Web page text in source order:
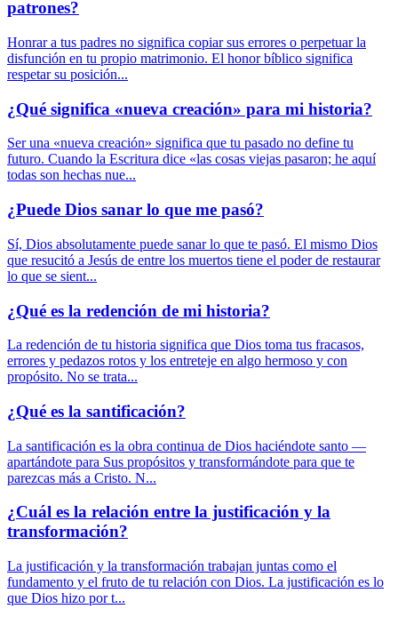
patrones?
Honrar a tus padres no significa copiar sus errores o perpetuar la
disfunción en tu propio matrimonio. El honor bíblico significa
respetar su posición...
¿Qué significa «nueva creación» para mi historia?
Ser una «nueva creación» significa que tu pasado no define tu
futuro. Cuando la Escritura dice «las cosas viejas pasaron; he aquí
todas son hechas nue...
¿Puede Dios sanar lo que me pasó?
Sí, Dios absolutamente puede sanar lo que te pasó. El mismo Dios
que resucitó a Jesús de entre los muertos tiene el poder de restaurar
lo que se sient...
¿Qué es la redención de mi historia?
La redención de tu historia significa que Dios toma tus fracasos,
errores y pedazos rotos y los entreteje en algo hermoso y con
propósito. No se trata...
¿Qué es la santificación?
La santificación es la obra continua de Dios haciéndote santo —
apartándote para Sus propósitos y transformándote para que te
parezcas más a Cristo. N...
¿Cuál es la relación entre la justificación y la
transformación?
La justificación y la transformación trabajan juntas como el
fundamento y el fruto de tu relación con Dios. La justificación es lo
que Dios hizo por t...